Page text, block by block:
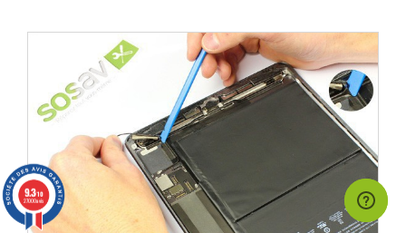
9.3/10
27000 avis